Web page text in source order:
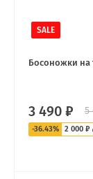
SALE
Босоножки на
3 490 ₽ 5
-36.43% 2 000 ₽